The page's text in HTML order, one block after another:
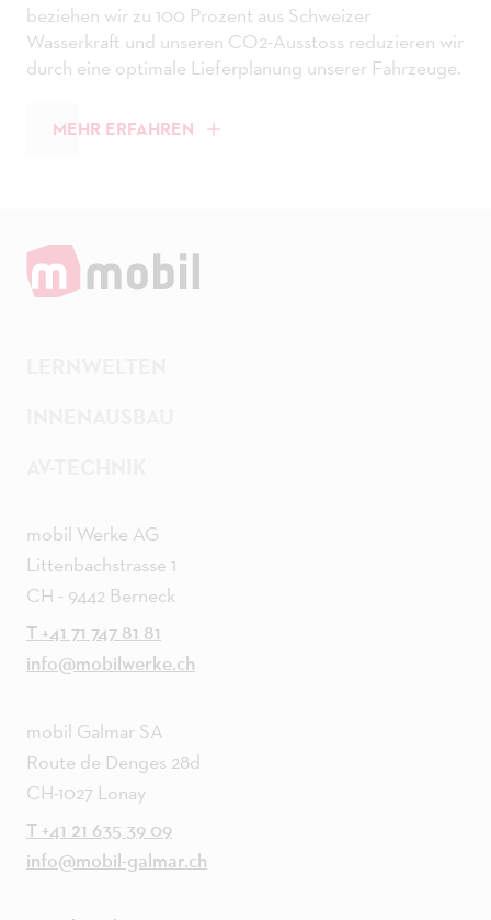
beziehen wir zu 100 Prozent aus Schweizer
Wasserkraft und unseren CO2-Ausstoss reduzieren wir
durch eine optimale Lieferplanung unserer Fahrzeuge.
MEHR ERFAHREN
mobil Werke AG
Littenbachstrasse 1
CH - 9442 Berneck
T +41 71 747 81 81
info@mobilwerke.ch
mobil Galmar SA
Route de Denges 28d
CH-1027 Lonay
T +41 21 635 39 09
info@mobil-galmar.ch